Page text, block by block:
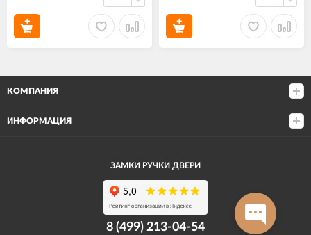
КОМПАНИЯ
ИНФОРМАЦИЯ
ЗАМКИ РУЧКИ ДВЕРИ
8 (499) 213-04-54​